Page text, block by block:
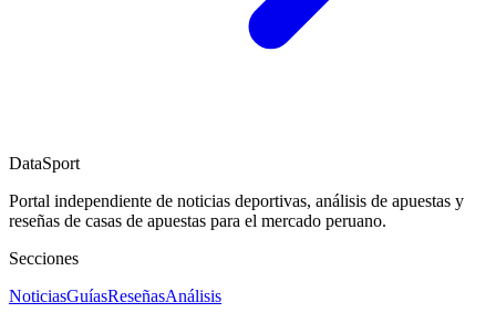
DataSport
Portal independiente de noticias deportivas, análisis de apuestas y
reseñas de casas de apuestas para el mercado peruano.
Secciones
NoticiasGuíasReseñasAnálisis